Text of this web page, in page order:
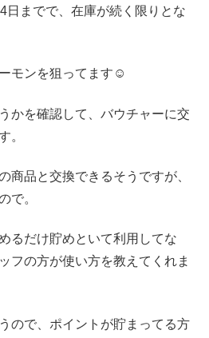
日までで、在庫が続く限りとな
モンを狙ってます☺
かを確認して、バウチャーに交
。
商品と交換できるそうですが、
で。
るだけ貯めといて利用してな
フの方が使い方を教えてくれま
ので、ポイントが貯まってる方